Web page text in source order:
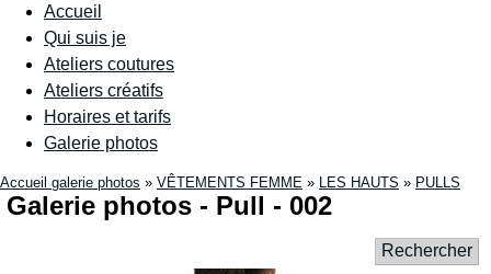
Accueil
Qui suis je
Ateliers coutures
Ateliers créatifs
Horaires et tarifs
Galerie photos
Accueil galerie photos » VÊTEMENTS FEMME » LES HAUTS » PULLS
Galerie photos - Pull - 002
Rechercher